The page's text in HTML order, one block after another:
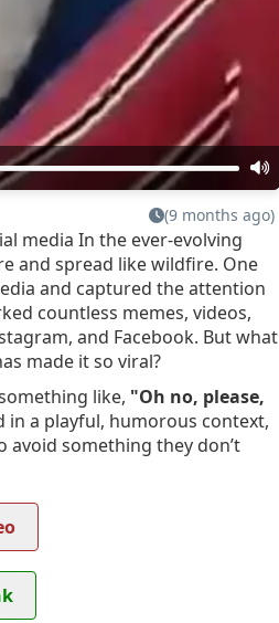
(9 months ago)
media In the ever-evolving
and spread like wildfire. One
and captured the attention
countless memes, videos,
and Facebook. But what
made it so viral?
like, "Oh no, please,
in a playful, humorous context,
avoid something they don’t